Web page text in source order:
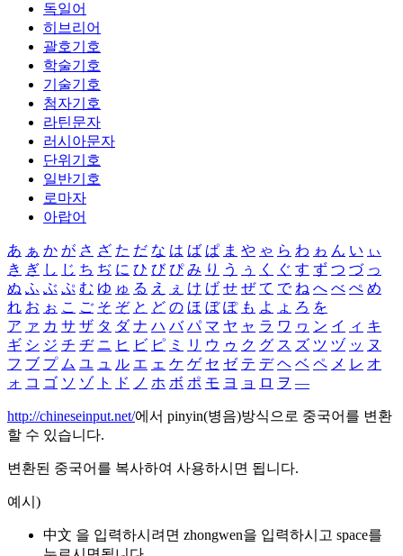
독일어
히브리어
괄호기호
학술기호
기술기호
첨자기호
라틴문자
러시아문자
단위기호
일반기호
로마자
아랍어
あ ぁ か が さ ざ た だ な は ば ぱ ま や ゃ ら わ ゎ ん い ぃ
き ぎ し じ ち ぢ に ひ び ぴ み り う ぅ く ぐ す ず つ づ っ
ぬ ふ ぶ ぷ む ゆ ゅ る え ぇ け げ せ ぜ て で ね へ べ ぺ め
れ お ぉ こ ご そ ぞ と ど の ほ ぼ ぽ も よ ょ ろ を
ア ァ カ サ ザ タ ダ ナ ハ バ パ マ ヤ ャ ラ ワ ヮ ン イ ィ キ
ギ シ ジ チ ヂ ニ ヒ ビ ピ ミ リ ウ ゥ ク グ ス ズ ツ ヅ ッ ヌ
フ ブ プ ム ユ ュ ル エ ェ ケ ゲ セ ゼ テ デ ヘ ベ ペ メ レ オ
ォ コ ゴ ソ ゾ ト ド ノ ホ ボ ポ モ ヨ ョ ロ ヲ ―
http://chineseinput.net/에서 pinyin(병음)방식으로 중국어를 변환
할 수 있습니다.
변환된 중국어를 복사하여 사용하시면 됩니다.
예시)
中文 을 입력하시려면 zhongwen을 입력하시고 space를